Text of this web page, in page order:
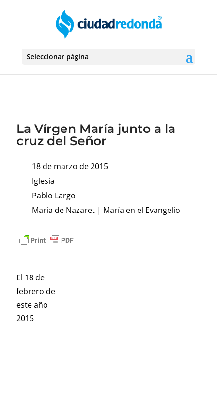
Seleccionar página
La Vírgen María junto a la
cruz del Señor
18 de marzo de 2015
Iglesia
Pablo Largo
Maria de Nazaret| María en el Evangelio
El 18 de
febrero de
este año
2015